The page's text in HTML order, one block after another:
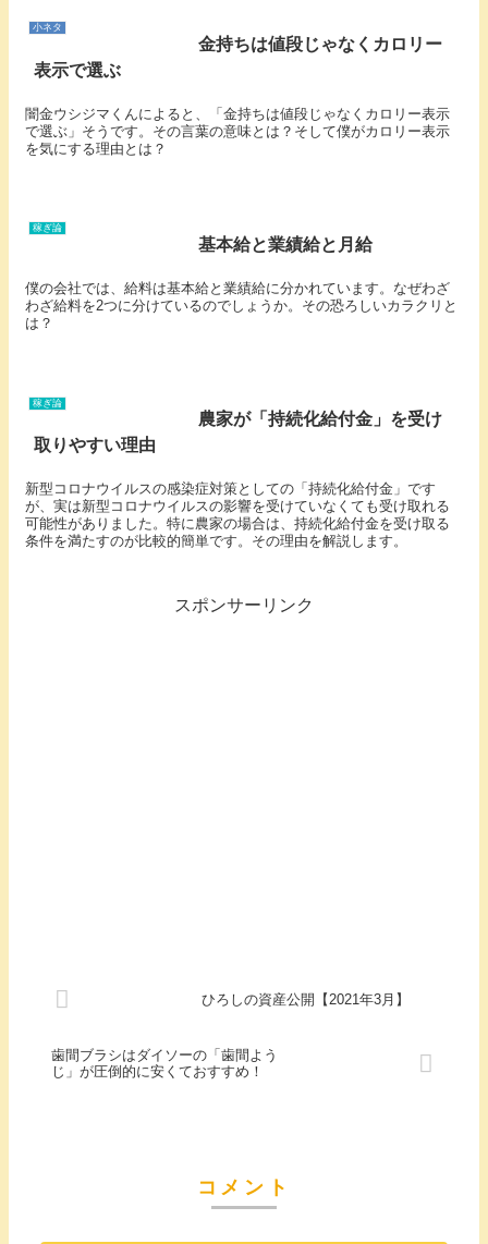
小ネタ
金持ちは値段じゃなくカロリー
表示で選ぶ
闇金ウシジマくんによると、「金持ちは値段じゃなくカロリー表示
で選ぶ」そうです。その言葉の意味とは？そして僕がカロリー表示
を気にする理由とは？
稼ぎ論
基本給と業績給と月給
僕の会社では、給料は基本給と業績給に分かれています。なぜわざ
わざ給料を2つに分けているのでしょうか。その恐ろしいカラクリと
は？
稼ぎ論
農家が「持続化給付金」を受け
取りやすい理由
新型コロナウイルスの感染症対策としての「持続化給付金」です
が、実は新型コロナウイルスの影響を受けていなくても受け取れる
可能性がありました。特に農家の場合は、持続化給付金を受け取る
条件を満たすのが比較的簡単です。その理由を解説します。
スポンサーリンク
ひろしの資産公開【2021年3月】
歯間ブラシはダイソーの「歯間よう
じ」が圧倒的に安くておすすめ！
コメント